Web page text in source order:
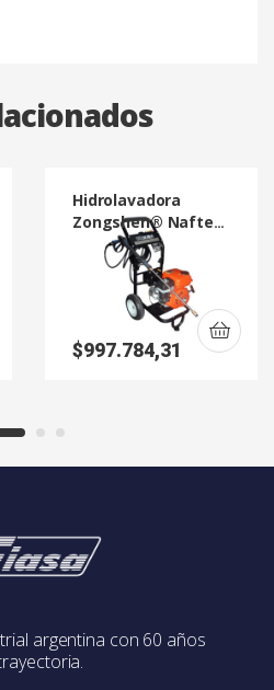
Hidrolavadora
Zongshen® Naftera
ZS 170
$997.784,31
argentina con 60 años